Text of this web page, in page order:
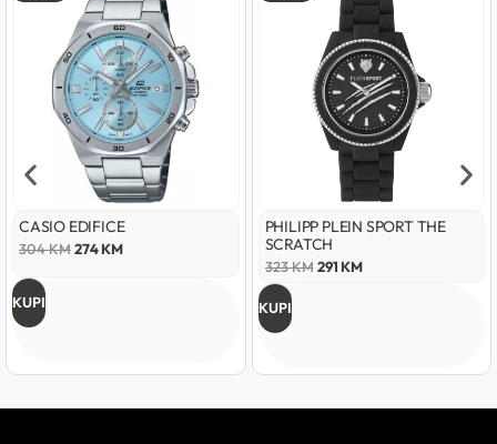
CASIO EDIFICE
304KM274KM
KUPI
PHILIPP PLEIN SPORT THE
SCRATCH
323KM 291KM
KUPI